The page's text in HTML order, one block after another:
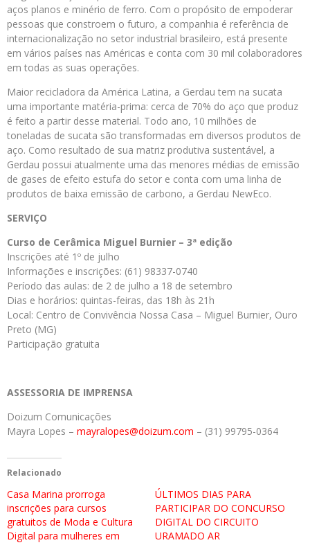
aços planos e minério de ferro. Com o propósito de empoderar
pessoas que constroem o futuro, a companhia é referência de
internacionalização no setor industrial brasileiro, está presente
em vários países nas Américas e conta com 30 mil colaboradores
em todas as suas operações.
Maior recicladora da América Latina, a Gerdau tem na sucata
uma importante matéria-prima: cerca de 70% do aço que produz
é feito a partir desse material. Todo ano, 10 milhões de
toneladas de sucata são transformadas em diversos produtos de
aço. Como resultado de sua matriz produtiva sustentável, a
Gerdau possui atualmente uma das menores médias de emissão
de gases de efeito estufa do setor e conta com uma linha de
produtos de baixa emissão de carbono, a Gerdau NewEco.
SERVIÇO
Curso de Cerâmica Miguel Burnier – 3ª edição
Inscrições até 1º de julho
Informações e inscrições: (61) 98337-0740
Período das aulas: de 2 de julho a 18 de setembro
Dias e horários: quintas-feiras, das 18h às 21h
Local: Centro de Convivência Nossa Casa – Miguel Burnier, Ouro
Preto (MG)
Participação gratuita
ASSESSORIA DE IMPRENSA
Doizum Comunicações
Mayra Lopes – mayralopes@doizum.com – (31) 99795-0364
Relacionado
Casa Marina prorroga
inscrições para cursos
gratuitos de Moda e Cultura
Digital para mulheres em
ÚLTIMOS DIAS PARA
PARTICIPAR DO CONCURSO
DIGITAL DO CIRCUITO
URAMADO AR